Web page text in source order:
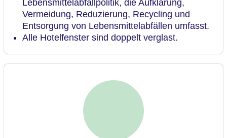
Lebensmittelabfallpolitik, die Aufklärung,
Vermeidung, Reduzierung, Recycling und
Entsorgung von Lebensmittelabfällen umfasst.
Alle Hotelfenster sind doppelt verglast.